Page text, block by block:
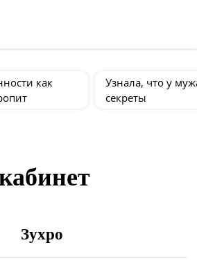
как
Узнала, что у
секреты
Зухро